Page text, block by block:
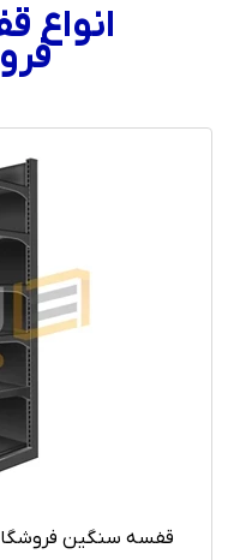
انواع
قفسه سنگین